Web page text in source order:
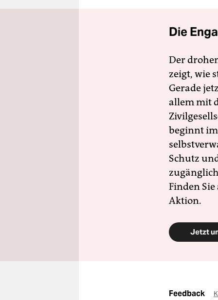
Die
Der
zeigt, wie
Gerade
allem mit
beginnt
Schutz
Finden
Aktion.
Jetzt
Feedback